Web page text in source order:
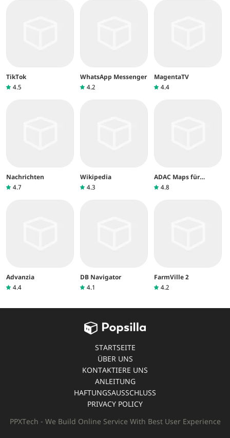
TikTok
4.5
WhatsApp Messenger
4.2
MagentaTV
4.4
Nachrichten
4.7
Wikipedia
4.3
ADAC Maps für
Mitglieder
4.8
Advanzia
4.4
DB Navigator
4.1
FarmVille 2
4.2
STARTSEITE
ÜBER UNS
KONTAKTIERE UNS
ANLEITUNG
HAFTUNGSAUSSCHLUSS
PRIVACY POLICY
PPXTech - We Build Online Service With Best User Experience